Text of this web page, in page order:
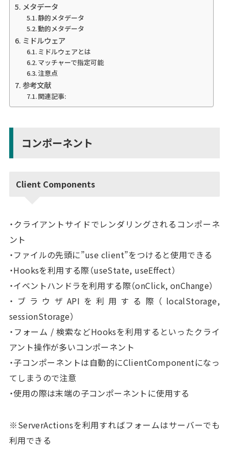
メタデータ
静的メタデータ
動的メタデータ
ミドルウェア
ミドルウェアとは
マッチャーで指定可能
注意点
参考文献
関連記事:
コンポーネント
Client Components
・クライアントサイドでレンダリングされるコンポーネ
ント
・ファイルの先頭に”use client”をつけると使用できる
・Hooksを利用する際（useState, useEffect）
・イベントハンドラを利用する際（onClick, onChange）
・ブラウザAPIを利用する際（localStorage,
sessionStorage）
・フォーム / 検索などHooksを利用するといったクライ
アント操作が多いコンポーネント
・子コンポーネントは自動的にClientComponentになっ
てしまうので注意
・使用の際は末端の子コンポーネントに使用する
※ServerActionsを利用すればフォームはサーバーでも
利用できる